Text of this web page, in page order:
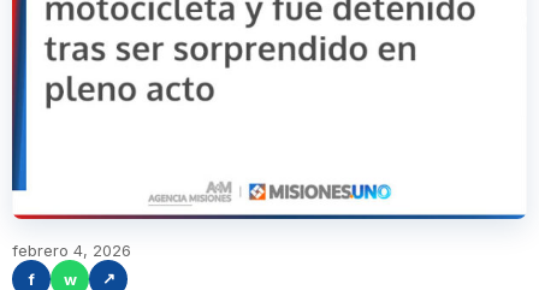
febrero 4, 2026
f
w ↗